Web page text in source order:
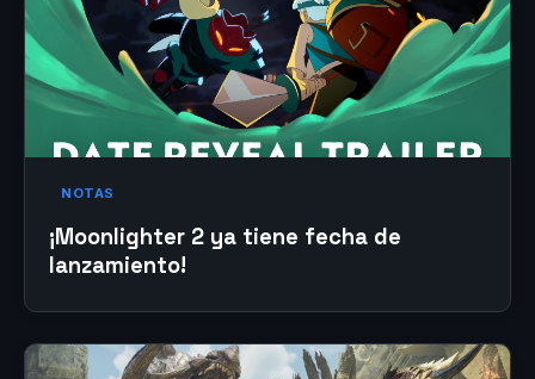
NOTAS
¡Moonlighter 2 ya tiene fecha de
lanzamiento!